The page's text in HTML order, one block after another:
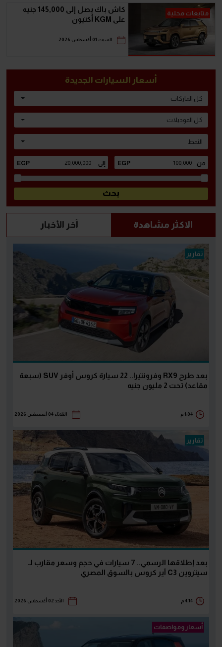
متابعات محلية
كاش باك يصل إلى 145,000 جنيه
على KGM أكتيون
السبت 01 أغسطس 2026
أسعار السيارات الجديدة
كل الماركات
كل الموديلات
النمط
الاكثر مشاهدة آخر الأخبار
تقارير
بعد طرح RX9 وفرونتيرا.. 22 سيارة كروس أوفر SUV (سبعة
مقاعد) تحت 2 مليون جنيه
1:04 م الثلاثاء 04 أغسطس 2026
تقارير
بعد إطلاقها الرسمي.. 7 سيارات في حجم وسعر مقارب لـ
سيتروين C3 آير كروس بالسوق المصري
4:14 م الأحد 02 أغسطس 2026
أسعار ومواصفات